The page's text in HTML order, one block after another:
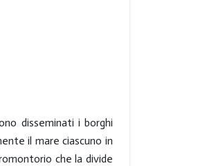
disseminati i borghi
il mare ciascuno in
che la divide